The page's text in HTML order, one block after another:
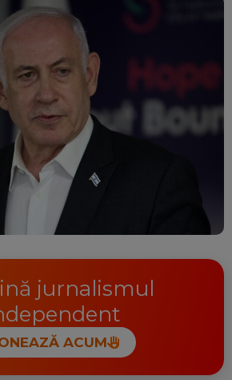
jurnalismul
ACUM